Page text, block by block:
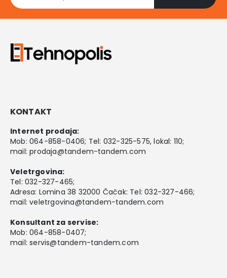
KONTAKT
Internet prodaja:
Mob: 064-858-0406; Tel: 032-325-575, lokal: 110;
mail:prodaja@tandem-tandem.com
Veletrgovina:
Tel: 032-327-465;
Adresa: Lomina 38 32000 Čačak: Tel: 032-327-466;
mail:veletrgovina@tandem-tandem.com
Konsultant za servise:
Mob: 064-858-0407;
mail:servis@tandem-tandem.com